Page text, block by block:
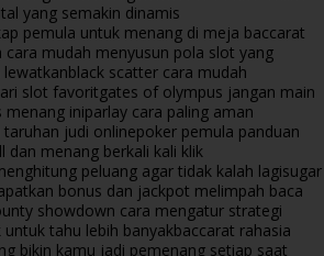
yang semakin dinamis
pemula untuk menang di meja baccarat
cara mudah menyusun pola slot yang
black scatter cara mudah
slot favoritgates of olympus jangan main
menang iniparlay cara paling aman
judi onlinepoker pemula panduan
dan menang berkali kali klik
peluang agar tidak kalah lagisugar
bonus dan jackpot melimpah baca
showdown cara mengatur strategi
tahu lebih banyakbaccarat rahasia
bikin kamu jadi pemenang setiap saat